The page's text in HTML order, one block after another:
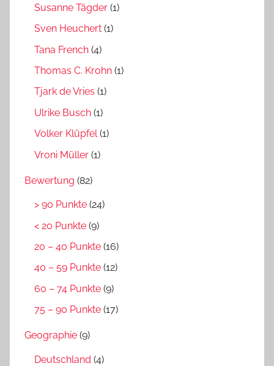
Susanne Tägder (1)
Sven Heuchert (1)
Tana French (4)
Thomas C. Krohn (1)
Tjark de Vries (1)
Ulrike Busch (1)
Volker Klüpfel(1)
Vroni Müller (1)
Bewertung (82)
> 90 Punkte (24)
< 20 Punkte (9)
20 – 40 Punkte (16)
40 – 59 Punkte (12)
60 – 74 Punkte (9)
75 – 90 Punkte (17)
Geographie (9)
Deutschland (4)